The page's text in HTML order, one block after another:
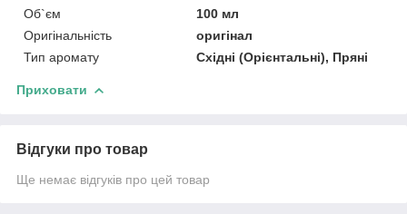
Об`єм
100 мл
Оригінальність
оригінал
Тип аромату
Східні (Орієнтальні), Пряні
Приховати
Відгуки про товар
Ще немає відгуків про цей товар